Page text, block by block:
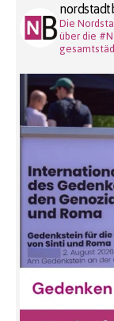
Die
über die